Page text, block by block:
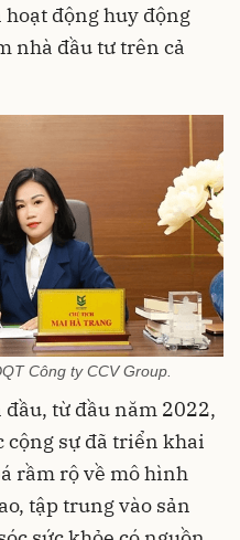
động huy động
nhà đầu tư trên cả
Công ty CCV Group.
từ đầu năm 2022,
cộng sự đã triển khai
rầm rộ về mô hình
tập trung vào sản